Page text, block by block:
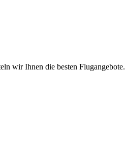
wir Ihnen die besten Flugangebote.